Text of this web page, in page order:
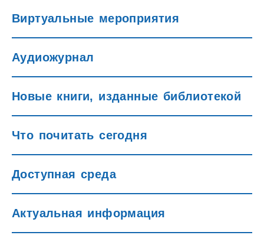
Виртуальные мероприятия
Аудиожурнал
Новые книги, изданные библиотекой
Что почитать сегодня
Доступная среда
Актуальная информация